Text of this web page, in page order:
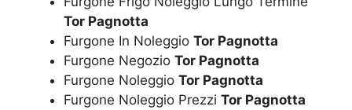
Tor Pagnotta
Furgone In Noleggio Tor Pagnotta
Furgone Negozio Tor Pagnotta
Furgone Noleggio Tor Pagnotta
Furgone Noleggio Prezzi Tor Pagnotta